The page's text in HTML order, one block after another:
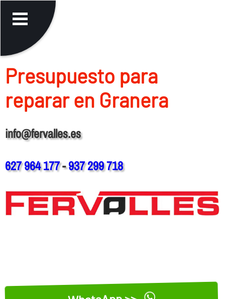
Presupuesto para
reparar en Granera
info@fervalles.es
627 964 177-937 299 718